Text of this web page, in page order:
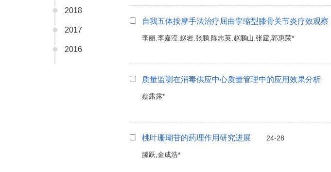
2018
2017
2016
自我五体按摩手法治疗屈曲挛缩型膝骨关节炎疗效观察
李丽,李嘉滢,赵岩,张鹏,陈志英,赵鹏山,张霆,郭惠荣*
质量监测在消毒供应中心质量管理中的应用效果分析
蔡露露*
桃叶珊瑚苷的药理作用研究进展 24-28
滕跃,金成浩*